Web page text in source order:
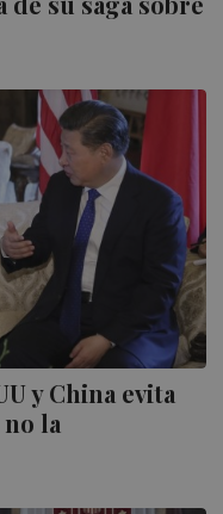
y China evita
la